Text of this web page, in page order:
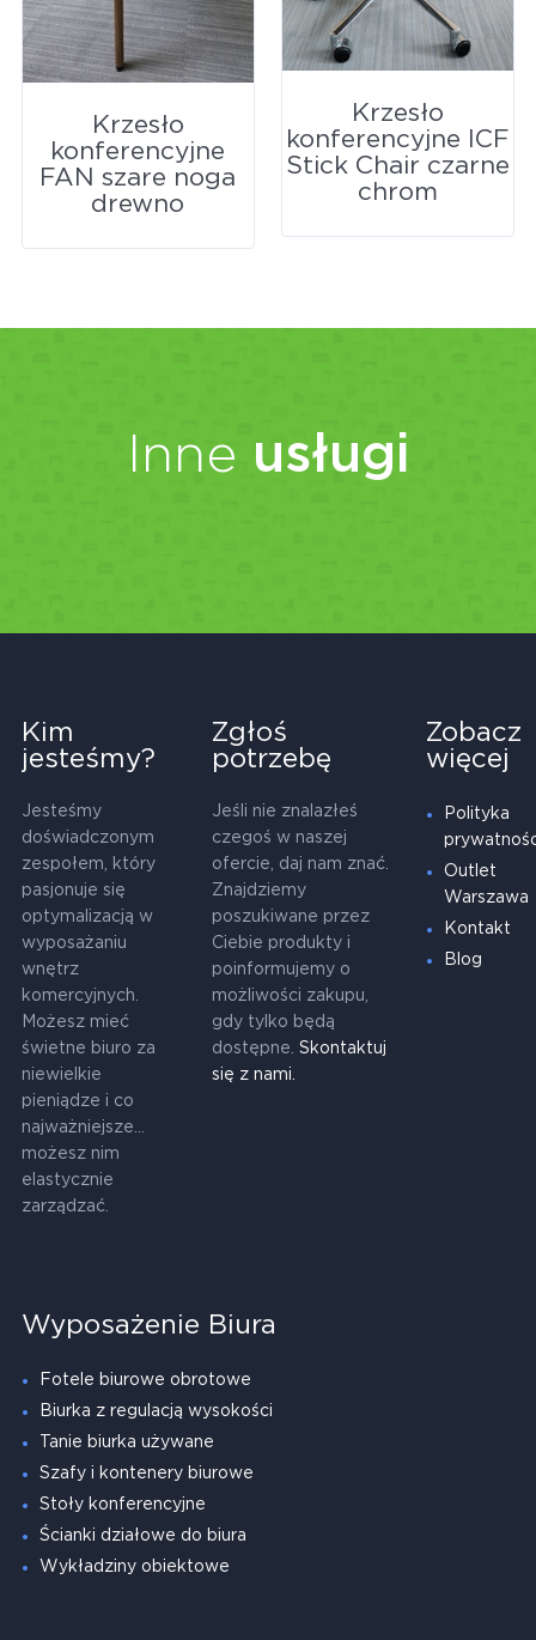
Krzesło
konferencyjne
FAN szare noga
drewno
Krzesło
konferencyjne ICF
Stick Chair czarne
chrom
Inne usługi
Kim
jesteśmy?
Jesteśmy
doświadczonym
zespołem, który
pasjonuje się
optymalizacją w
wyposażaniu
wnętrz
komercyjnych.
Możesz mieć
świetne biuro za
niewielkie
pieniądze i co
najważniejsze...
możesz nim
elastycznie
zarządzać.
Zgłoś
potrzebę
Jeśli nie znalazłeś
czegoś w naszej
ofercie, daj nam znać.
Znajdziemy
poszukiwane przez
Ciebie produkty i
poinformujemy o
możliwości zakupu,
gdy tylko będą
dostępne. Skontaktuj
się z nami.
Zobacz
więcej
Polityka
Outlet
Warszawa
Kontakt
Blog
Wyposażenie Biura
Fotele biurowe obrotowe
Biurka z regulacją wysokości
Tanie biurka używane
Szafy i kontenery biurowe
Stoły konferencyjne
Ścianki działowe do biura
Wykładziny obiektowe